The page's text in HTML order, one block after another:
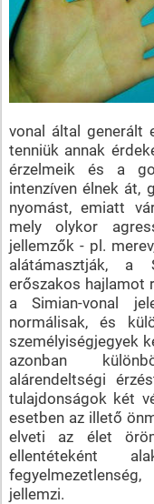
vonal által generált
tenniük annak
érzelmeik és a
intenzíven élnek át,
nyomást, emiatt
mely olykor
jellemzők - pl.
alátámasztják, a
erőszakos hajlamot
a Simian-vonal
normálisak, és
személyiségjegyek
azonban
alárendeltségi
tulajdonságok két
esetben az illető
elveti az élet
ellentéteként
jellemzi.